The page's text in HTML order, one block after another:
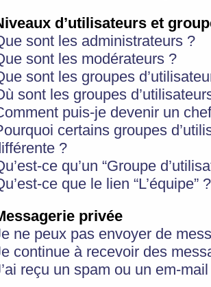
d’utilisateurs et
sont les administrateurs ?
sont les modérateurs ?
sont les groupes
sont les groupes
puis-je devenir un
certains groupes
?
ce qu’un “Groupe
ce que le lien “L’équipe” ?
privée
ne peux pas envoyer de
continue à recevoir des
reçu un spam ou un em-